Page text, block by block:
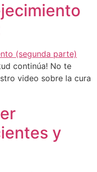
continúa! No te
video sobre la cura
y